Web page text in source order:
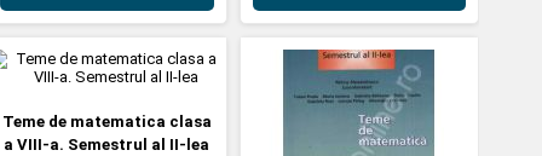
Teme de matematica clasa
a VIII-a. Semestrul al II-lea